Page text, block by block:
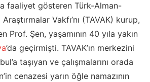
faaliyet gösteren Türk-Alman-
Vakfı’nı (TAVAK) kurup,
Prof. Şen, yaşamının 40 yıla yakın
’da geçirmişti. TAVAK’ın merkezini
taşıyan ve çalışmalarını orada
cenazesi yarın öğle namazının